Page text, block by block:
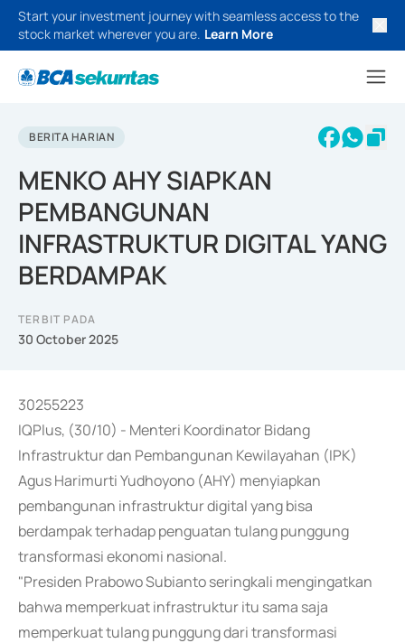
Start your investment journey with seamless access to the
stock market wherever you are. Learn More
BERITA HARIAN
MENKO AHY SIAPKAN
PEMBANGUNAN
INFRASTRUKTUR DIGITAL YANG
BERDAMPAK
TERBIT PADA
30 October 2025
30255223
IQPlus, (30/10) - Menteri Koordinator Bidang
Infrastruktur dan Pembangunan Kewilayahan (IPK)
Agus Harimurti Yudhoyono (AHY) menyiapkan
pembangunan infrastruktur digital yang bisa
berdampak terhadap penguatan tulang punggung
transformasi ekonomi nasional.
"Presiden Prabowo Subianto seringkali mengingatkan
bahwa memperkuat infrastruktur itu sama saja
memperkuat tulang punggung dari transformasi